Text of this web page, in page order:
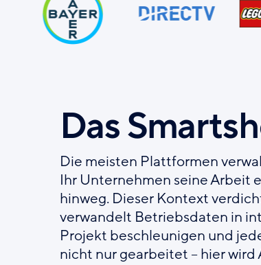
Das
Die meisten Plattformen
Ihr Unternehmen seine Arbeit
hinweg. Dieser Kontext
verwandelt Betriebsdaten in
Projekt beschleunigen und
nicht nur gearbeitet – hier